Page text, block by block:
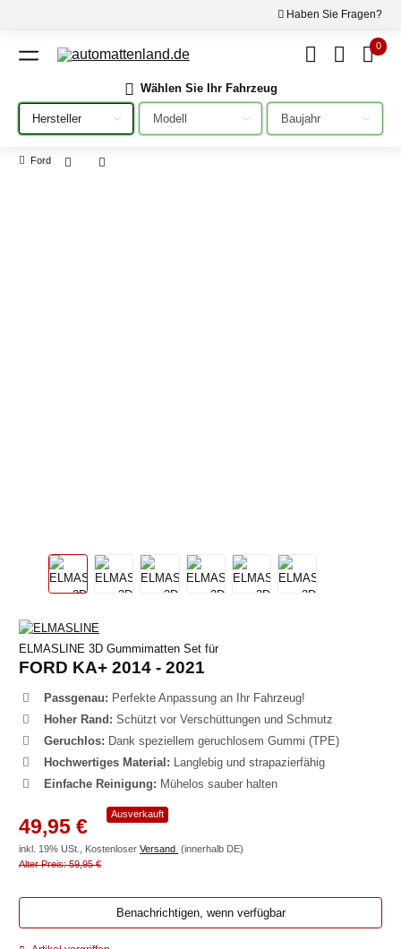
Haben Sie Fragen?
0
Wählen Sie Ihr Fahrzeug
Bitte auswählen
Bitte auswählen Bitte auswählen
Ford
ELMASLINE 3D Gummimatten Set für
FORD KA+ 2014 - 2021
Passgenau: Perfekte Anpassung an Ihr Fahrzeug!
Hoher Rand: Schützt vor Verschüttungen und Schmutz
Geruchlos: Dank speziellem geruchlosem Gummi (TPE)
Hochwertiges Material: Langlebig und strapazierfähig
Einfache Reinigung: Mühelos sauber halten
Ausverkauft
49,95 €
inkl. 19% USt., Kostenloser Versand (innerhalb DE)
Alter Preis: 59,95 €
Benachrichtigen, wenn verfügbar